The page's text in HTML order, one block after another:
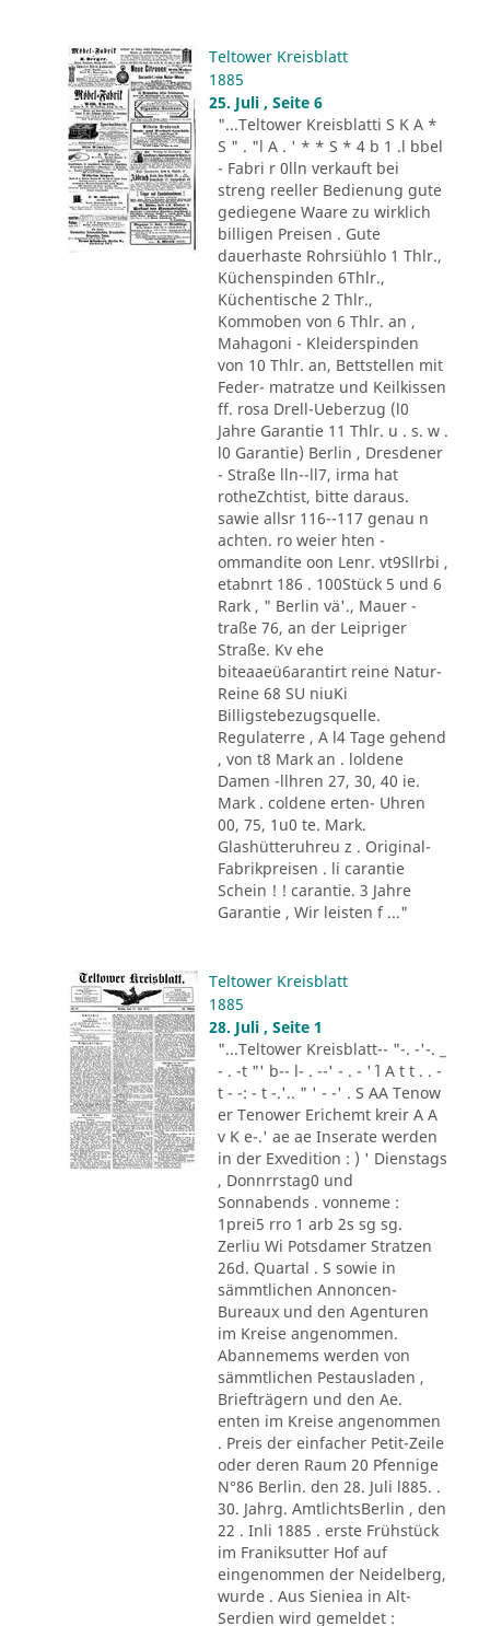
Teltower Kreisblatt
1885
25. Juli , Seite 6
"...Teltower Kreisblatti S K A *
S " . "l A . ' * * S * 4 b 1 .l bbel
- Fabri r 0lln verkauft bei
streng reeller Bedienung gute
gediegene Waare zu wirklich
billigen Preisen . Gute
dauerhaste Rohrsiühlo 1 Thlr.,
Küchenspinden 6Thlr.,
Küchentische 2 Thlr.,
Kommoben von 6 Thlr. an ,
Mahagoni - Kleiderspinden
von 10 Thlr. an, Bettstellen mit
Feder- matratze und Keilkissen
ff. rosa Drell-Ueberzug (l0
Jahre Garantie 11 Thlr. u . s. w .
l0 Garantie) Berlin , Dresdener
- Straße lln--ll7, irma hat
rotheZchtist, bitte daraus.
sawie allsr 116--117 genau n
achten. ro weier hten -
ommandite oon Lenr. vt9Sllrbi ,
etabnrt 186 . 100Stück 5 und 6
Rark , " Berlin vä'., Mauer -
traße 76, an der Leipriger
Straße. Kv ehe
biteaaeü6arantirt reine Natur-
Reine 68 SU niuKi
Billigstebezugsquelle.
Regulaterre , A l4 Tage gehend
, von t8 Mark an . loldene
Damen -llhren 27, 30, 40 ie.
Mark . coldene erten- Uhren
00, 75, 1u0 te. Mark.
Glashütteruhreu z . Original-
Fabrikpreisen . li carantie
Schein ! ! carantie. 3 Jahre
Garantie , Wir leisten f ..."
Teltower Kreisblatt
1885
28. Juli , Seite 1
"...Teltower Kreisblatt-- "-. -'-. _
- . -t "' b-- l- . --' - . - '´ l A t t . . -
t - -: - t -.'.. " ' - -' . S AA Tenow
er Tenower Erichemt kreir A A
v K e-.' ae ae Inserate werden
in der Exvedition : ) ' Dienstags
, Donnrrstag0 und
Sonnabends . vonneme :
1prei5 rro 1 arb 2s sg sg.
Zerliu Wi Potsdamer Stratzen
26d. Quartal . S sowie in
sämmtlichen Annoncen-
Bureaux und den Agenturen
im Kreise angenommen.
Abannemems werden von
sämmtlichen Pestausladen ,
Briefträgern und den Ae.
enten im Kreise angenommen
. Preis der einfacher Petit-Zeile
oder deren Raum 20 Pfennige
N°86 Berlin. den 28. Juli l885. .
30. Jahrg. AmtlichtsBerlin , den
22 . Inli 1885 . erste Frühstück
im Franiksutter Hof auf
eingenommen der Neidelberg,
wurde . Aus Sieniea in Alt-
Serdien wird gemeldet :